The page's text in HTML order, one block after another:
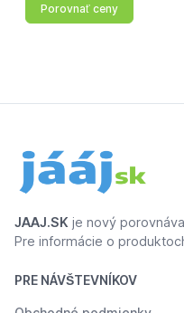
Porovnať ceny
JAAJ.SK je nový
Pre informácie o
PRE NÁVŠTEVNÍKOV